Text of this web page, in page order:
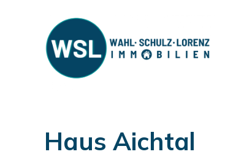
Haus Aichtal